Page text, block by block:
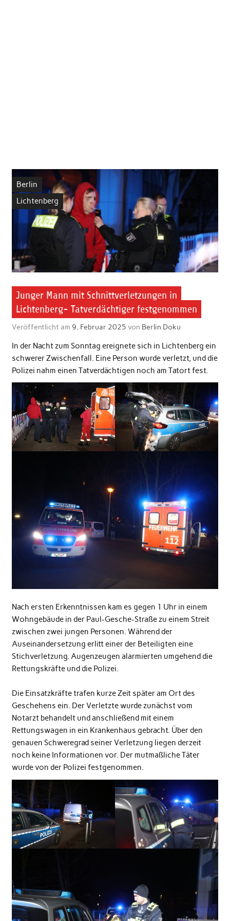
Berlin
Lichtenberg
Junger Mann mit Schnittverletzungen in
Lichtenberg- Tatverdächtiger festgenommen
Veröffentlicht am 9. Februar 2025 von Berlin Doku
In der Nacht zum Sonntag ereignete sich in Lichtenberg ein
schwerer Zwischenfall. Eine Person wurde verletzt, und die
Polizei nahm einen Tatverdächtigen noch am Tatort fest.
Nach ersten Erkenntnissen kam es gegen 1 Uhr in einem
Wohngebäude in der Paul-Gesche-Straße zu einem Streit
zwischen zwei jungen Personen. Während der
Auseinandersetzung erlitt einer der Beteiligten eine
Stichverletzung. Augenzeugen alarmierten umgehend die
Rettungskräfte und die Polizei.
Die Einsatzkräfte trafen kurze Zeit später am Ort des
Geschehens ein. Der Verletzte wurde zunächst vom
Notarzt behandelt und anschließend mit einem
Rettungswagen in ein Krankenhaus gebracht. Über den
genauen Schweregrad seiner Verletzung liegen derzeit
noch keine Informationen vor. Der mutmaßliche Täter
wurde von der Polizei festgenommen.